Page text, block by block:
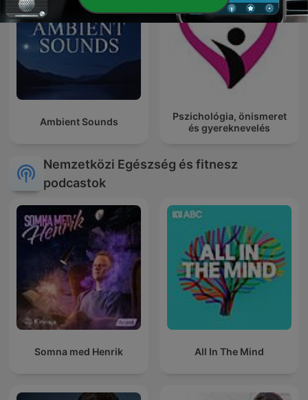
Ambient Sounds
Pszichológia, önismeret
és gyereknevelés
Nemzetközi Egészség és fitnesz
podcastok
Somna med Henrik All In The Mind